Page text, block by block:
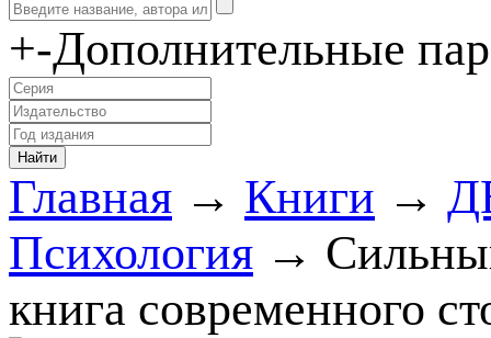
+-Дополнительные
Главная → Книги →
Психология →
книга современного